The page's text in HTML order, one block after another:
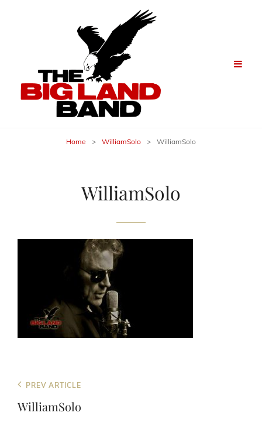
Home > WilliamSolo > WilliamSolo
WilliamSolo
Beitragsnavigation
Previous
Post
PREV ARTICLE
WilliamSolo